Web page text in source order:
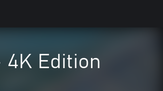
4K Edition